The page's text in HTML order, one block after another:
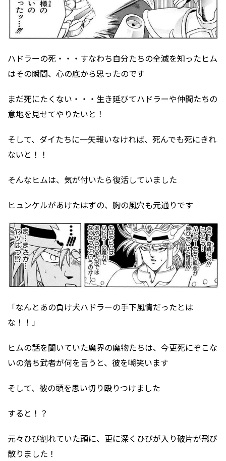
ハドラーの死・・・すなわち自分たちの全滅を知ったヒム
はその瞬間、心の底から思ったのです
まだ死にたくない・・・生き延びてハドラーや仲間たちの
意地を見せてやりたいと！
そして、ダイたちに一矢報いなければ、死んでも死にきれ
ないと！！
そんなヒムは、気が付いたら復活していました
ヒュンケルがあけたはずの、胸の風穴も元通りです
「なんとあの負け犬ハドラーの手下風情だったとは
な！！」
ヒムの話を聞いていた魔界の魔物たちは、今更死にぞこな
いの落ち武者が何を言うと、彼を嘲笑います
そして、彼の頭を思い切り殴りつけました
すると！？
元々ひび割れていた頭に、更に深くひびが入り破片が飛び
散りました！